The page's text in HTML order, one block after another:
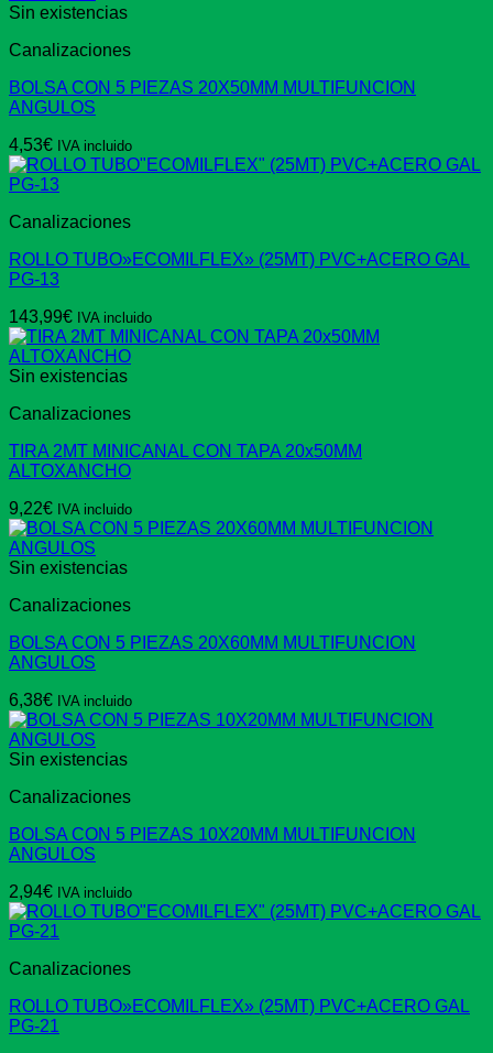
Sin existencias
Canalizaciones
BOLSA CON 5 PIEZAS 20X50MM MULTIFUNCION
ANGULOS
4,53€ IVA incluido
Canalizaciones
ROLLO TUBO»ECOMILFLEX» (25MT) PVC+ACERO GAL
PG-13
143,99€ IVA incluido
Sin existencias
Canalizaciones
TIRA 2MT MINICANAL CON TAPA 20x50MM
ALTOXANCHO
9,22€ IVA incluido
Sin existencias
Canalizaciones
BOLSA CON 5 PIEZAS 20X60MM MULTIFUNCION
ANGULOS
6,38€ IVA incluido
Sin existencias
Canalizaciones
BOLSA CON 5 PIEZAS 10X20MM MULTIFUNCION
ANGULOS
2,94€ IVA incluido
Canalizaciones
ROLLO TUBO»ECOMILFLEX» (25MT) PVC+ACERO GAL
PG-21